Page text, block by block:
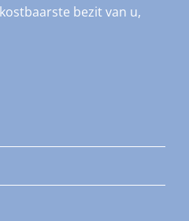
bezit van u,